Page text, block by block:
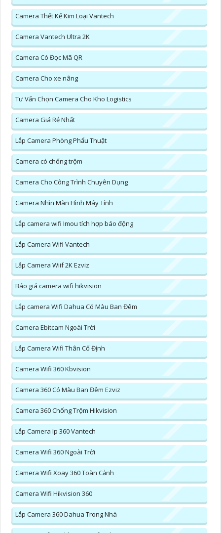
Camera Thết Kế Kim Loại Vantech
Camera Vantech Ultra 2K
Camera Có Đọc Mã QR
Camera Cho xe nâng
Tư Vấn Chọn Camera Cho Kho Logistics
Camera Giá Rẻ Nhất
Lắp Camera Phòng Phẩu Thuật
Camera có chống trộm
Camera Cho Công Trình Chuyên Dụng
Camera Nhìn Màn Hình Máy Tính
Lắp camera wifi Imou tích hợp báo động
Lắp Camera Wifi Vantech
Lắp Camera Wiif 2K Ezviz
Báo giá camera wifi hikvision
Lắp camera Wifi Dahua Có Màu Ban Đêm
Camera Ebitcam Ngoài Trời
Lắp Camera Wifi Thân Cố Định
Camera Wifi 360 Kbvision
Camera 360 Có Màu Ban Đêm Ezviz
Camera 360 Chống Trộm Hikvision
Lắp Camera Ip 360 Vantech
Camera Wifi 360 Ngoài Trời
Camera Wifi Xoay 360 Toàn Cảnh
Camera Wifi Hikvision 360
Lắp Camera 360 Dahua Trong Nhà